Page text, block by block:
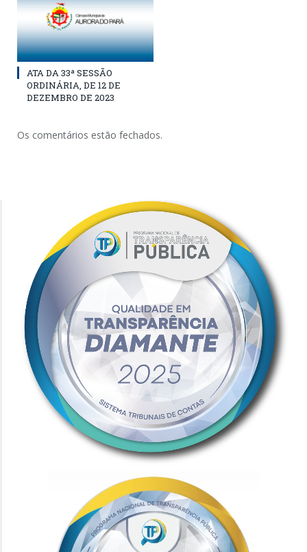
ATA DA 33ª SESSÃO
ORDINÁRIA, DE 12 DE
DEZEMBRO DE 2023
Os comentários estão fechados.